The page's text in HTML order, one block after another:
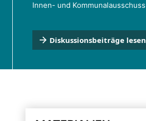
Innen- und Kommunalausschuss
Diskussionsbeiträge lesen